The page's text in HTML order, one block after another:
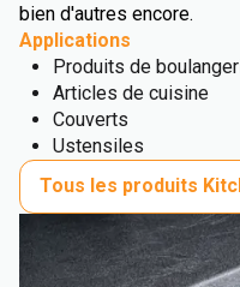
bien d'autres encore.
Applications
Produits de
Articles de cuisine
Couverts
Ustensiles
Tous les produits